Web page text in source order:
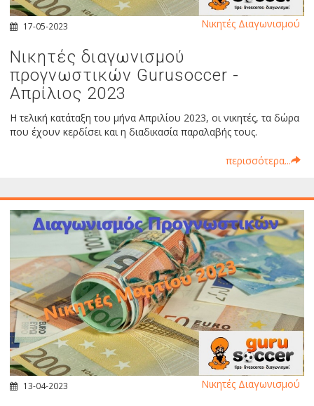
17-05-2023
Νικητές διαγωνισμού
προγνωστικών Gurusoccer -
Απρίλιος 2023
Η τελική κατάταξη του μήνα Απριλίου 2023, οι νικητές, τα δώρα
που έχουν κερδίσει και η διαδικασία παραλαβής τους.
περισσότερα...
Νικητές Διαγωνισμού
13-04-2023 Νικητές Διαγωνισμού